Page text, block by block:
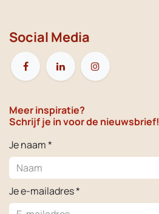
Social Media
Meer inspiratie?
Schrijf je in voor de nieuwsbrief!
Je naam *
Je e-mailadres *